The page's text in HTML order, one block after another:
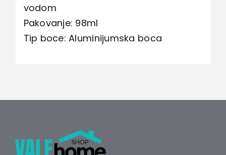
vodom
Pakovanje: 98ml
Tip boce: Aluminijumska boca